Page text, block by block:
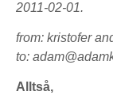
2011-02-01.
from: kristofer
to:
Alltså,